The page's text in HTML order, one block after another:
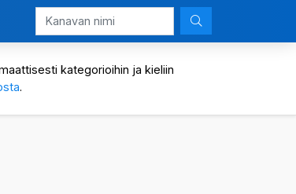
kategorioihin ja kieliin
.